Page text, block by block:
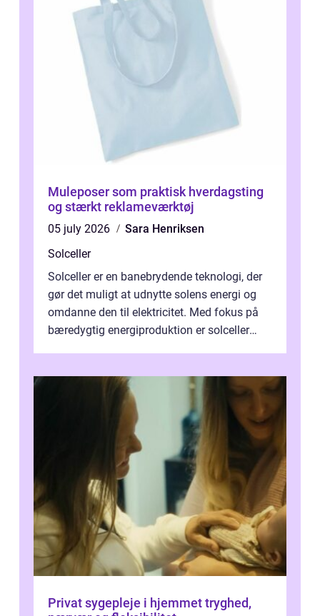
Muleposer som praktisk hverdagsting
og stærkt reklameværktøj
05 july 2026
Sara Henriksen
Solceller
Solceller er en banebrydende teknologi, der
gør det muligt at udnytte solens energi og
omdanne den til elektricitet. Med fokus på
bæredygtig energiproduktion er solceller
Privat sygepleje i hjemmet tryghed,